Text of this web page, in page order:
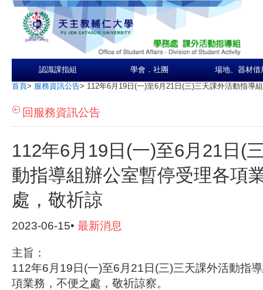
認識課指組 學會．社團 場地、器材借
首頁> 服務資訊公告> 112年6月19日(一)至6月21日(三)三天課外活動指導
回服務資訊公告
112年6月19日(一)至6月21日(
動指導組辦公室暫停受理各項
處，敬祈諒
2023-06-15• 最新消息
主旨：
112年6月19日(一)至6月21日(三)三天課外活動指
項業務，不便之處，敬祈諒察。